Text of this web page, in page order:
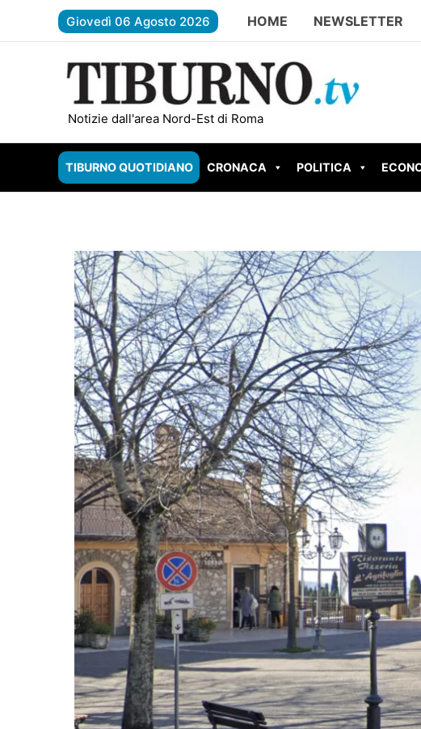
Giovedì 06 Agosto 2026 HOME NEWSLETTER
Notizie dall'area Nord-Est di Roma
TIVOLI – Evade e rapina il supermercato: caccia alla ladra di
TIBURNO QUOTIDIANO CRONACA POLITICA